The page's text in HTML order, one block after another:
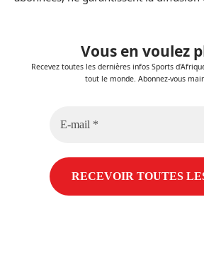
Vous en voulez
Recevez toutes les dernières infos Sports
tout le monde. Abonnez-vous